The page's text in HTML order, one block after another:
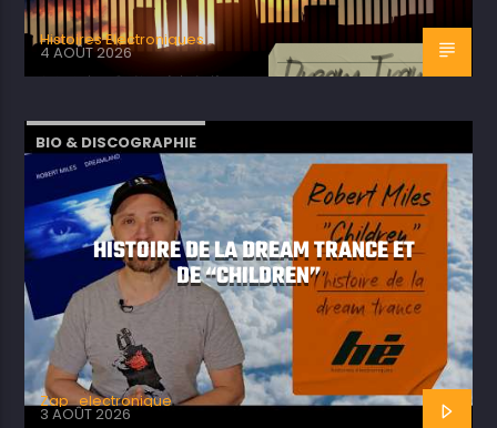
Histoires Electroniques
4 AOÛT 2026
BIO & DISCOGRAPHIE
HISTOIRE DE LA DREAM TRANCE ET
DE “CHILDREN”
Zap_electronique
3 AOÛT 2026